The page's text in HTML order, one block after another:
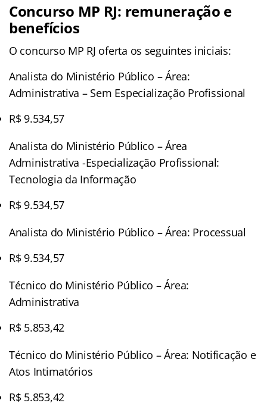
Concurso MP RJ: remuneração e
benefícios
O concurso MP RJ oferta os seguintes iniciais:
Analista do Ministério Público – Área:
Administrativa – Sem Especialização Profissional
R$ 9.534,57
Analista do Ministério Público – Área
Administrativa -Especialização Profissional:
Tecnologia da Informação
R$ 9.534,57
Analista do Ministério Público – Área: Processual
R$ 9.534,57
Técnico do Ministério Público – Área:
Administrativa
R$ 5.853,42
Técnico do Ministério Público – Área: Notificação e
Atos Intimatórios
R$ 5.853,42